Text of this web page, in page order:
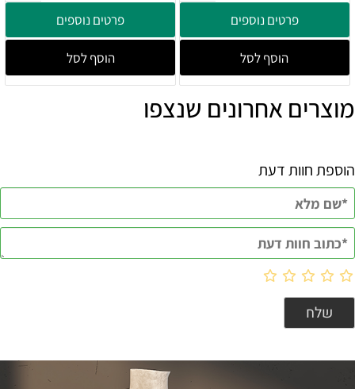
פרטים נוספים
הוסף לסל
פרטים נוספים
הוסף לסל
מוצרים אחרונים שנצפו
הוספת חוות דעת